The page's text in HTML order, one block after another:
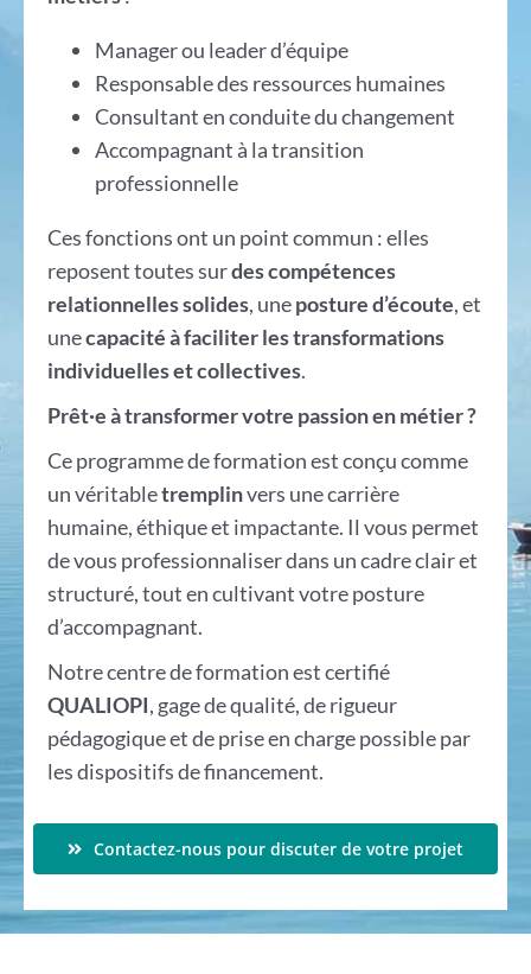
Manager ou leader d’équipe
Responsable des ressources humaines
Consultant en conduite du changement
Accompagnant à la transition
professionnelle
Ces fonctions ont un point commun : elles
reposent toutes surdes compétences
relationnelles solides, uneposture d’écoute, et
unecapacité à faciliter les transformations
individuelles et collectives.
Prêt·e à transformer votre passion en métier ?
Ce programme de formation est conçu comme
un véritabletremplinvers une carrière
humaine, éthique et impactante. Il vous permet
de vous professionnaliser dans un cadre clair et
structuré, tout en cultivant votre posture
d’accompagnant.
Notre centre de formation est certifié
QUALIOPI, gage de qualité, de rigueur
pédagogique et de prise en charge possible par
les dispositifs de financement.
Contactez-nous pour discuter de votre projet